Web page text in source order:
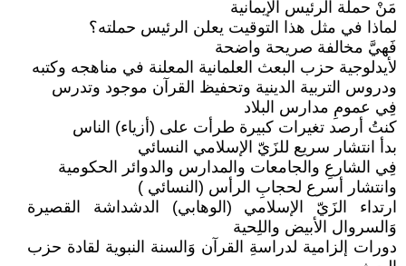
مَنْ حملة الرئيس الإيمانية
لماذا في مثل هذا التوقيت يعلن الرئيس حملته؟
فَهيَّ مخالفة صريحة واضحة
لأيدلوجية حزب البعث العلمانية المعلنة في مناهجه وكتبه
ودروس التربية الدينية وتحفيظ القرآن موجود وتدرس
فِي عمومِ مدارس البلاد
كنتُ أرصد تغيرات كبيرة طرأت على (أزياء) الناس
بدأ انتشار سريع للزَيّ الإسلامي النسائي
فِي الشارعِ والجامعات والمدارس والدوائر الحكومية
وانتشار أسرع لحجابِ الرأس (النسائي )
ارتداء الزَيّ الإسلامي (الوهابي) الدشداشة القصيرة
وَالسروال الأبيض واللِحية
دورات إلزامية لدراسةِ القرآن وَالسنة النبوية لقادة حزب